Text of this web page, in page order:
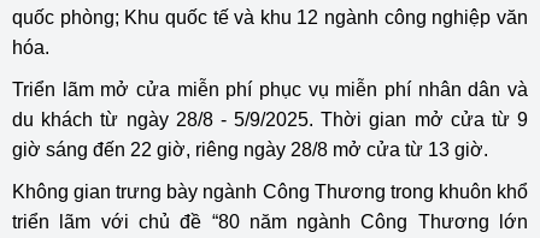
quốc phòng; Khu quốc tế và khu 12 ngành công nghiệp văn
hóa.
Triển lãm mở cửa miễn phí phục vụ miễn phí nhân dân và
du khách từ ngày 28/8 - 5/9/2025. Thời gian mở cửa từ 9
giờ sáng đến 22 giờ, riêng ngày 28/8 mở cửa từ 13 giờ.
Không gian trưng bày ngành Công Thương trong khuôn khổ
triển lãm với chủ đề “80 năm ngành Công Thương lớn